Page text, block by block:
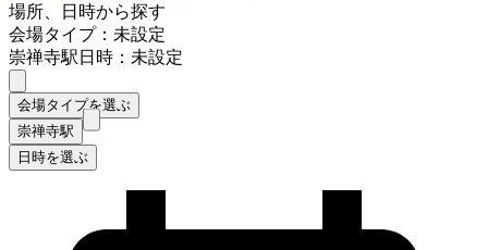
場所、日時から探す
会場タイプ：未設定
崇禅寺駅日時：未設定
会場タイプを選ぶ
崇禅寺駅
日時を選ぶ